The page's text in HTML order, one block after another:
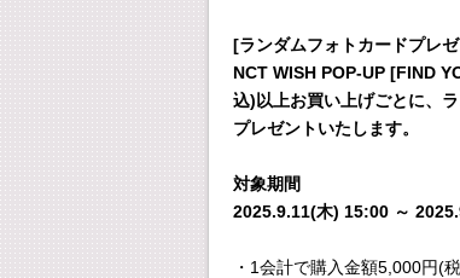
[ランダムフォトカードプレ
NCT WISH POP-UP [FIND
込)以上お買い上げごとに、
プレゼントいたします。
対象期間
2025.9.11(木) 15:00 ～
・1会計で購入金額5,000円(